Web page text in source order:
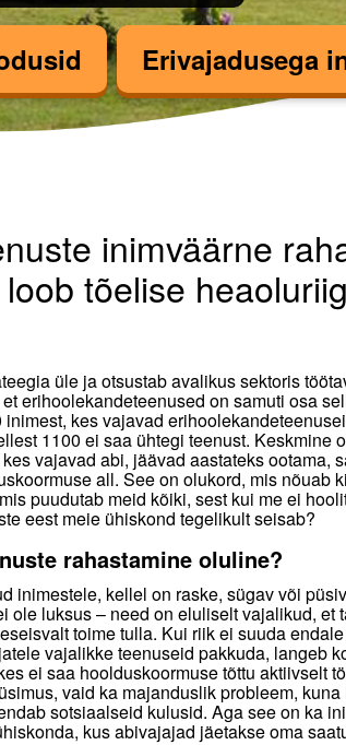
Erivajadusega
inimväärne
tõelise
üle ja otsustab avalikus sektoris
erihoolekandeteenused on samuti osa
kes vajavad
1100 ei saa ühtegi teenust. Keskmine
vajavad abi, jäävad aastateks ootama,
all. See on olukord, mis nõuab
puudutab meid kõiki, sest kui me ei
eest meie ühiskond tegelikult seisab?
rahastamine oluline?
inimestele, kellel on raske, sügav või
ole luksus – need on eluliselt vajalikud, et
toime tulla. Kui riik ei suuda
vajalikke teenuseid pakkuda, langeb
ei saa hoolduskoormuse tõttu aktiivselt
vaid ka majanduslik probleem,
sotsiaalseid kulusid. Aga see on ka
kus abivajajad jäetakse oma